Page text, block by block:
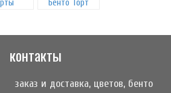
Бенто Торт
контакты
заказ и доставка, цветов, бенто